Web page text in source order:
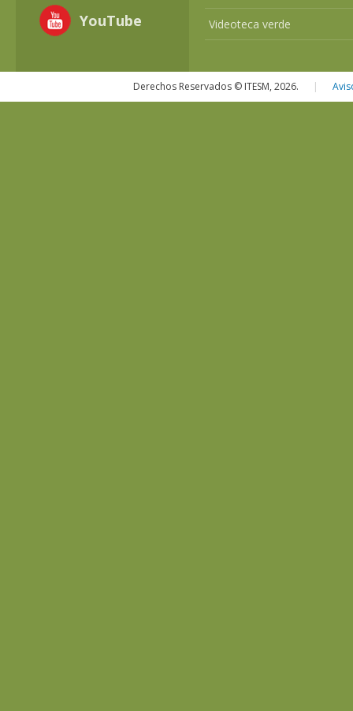
YouTube Videoteca verde
Derechos Reservados © ITESM, 2026. |